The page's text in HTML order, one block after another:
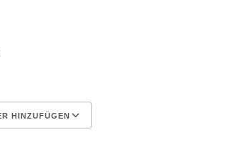
HINZUFÜGEN